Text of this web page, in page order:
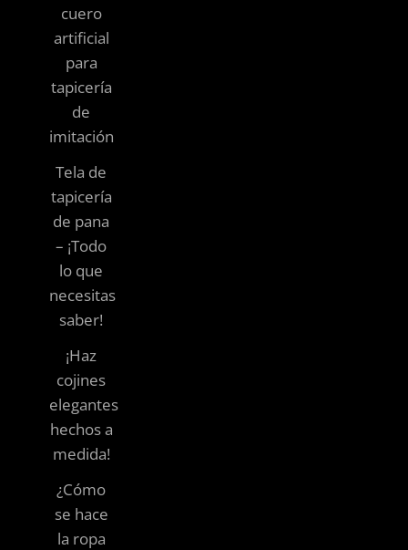
cuero
artificial
para
tapicería
de
imitación
Tela de
tapicería
de pana
– ¡Todo
lo que
necesitas
saber!
¡Haz
cojines
elegantes
hechos a
medida!
¿Cómo
se hace
la ropa